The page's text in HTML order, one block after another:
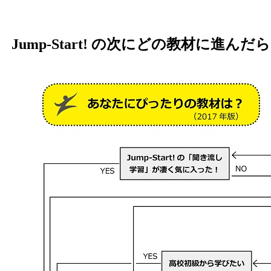
Jump-Start! の次にどの教材に進んだ